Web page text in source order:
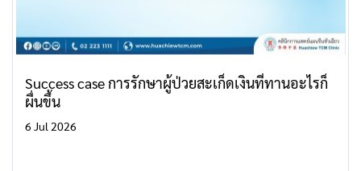
Success case การรักษาผู้ป่วยสะเก็ดเงินที่ทานอะไรก็
ผื่นขึ้น
6 Jul 2026